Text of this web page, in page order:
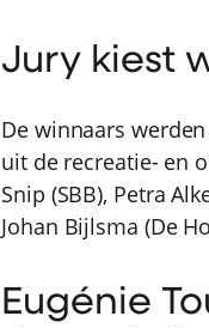
Jury kiest
De winnaars
uit de recreatie- en
Snip (SBB), Petra
Johan Bijlsma (De
Eugénie